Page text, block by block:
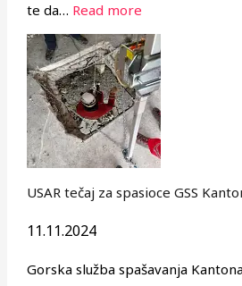
te da… Read more
USAR tečaj za spasioce GSS
11.11.2024
Gorska služba spašavanja